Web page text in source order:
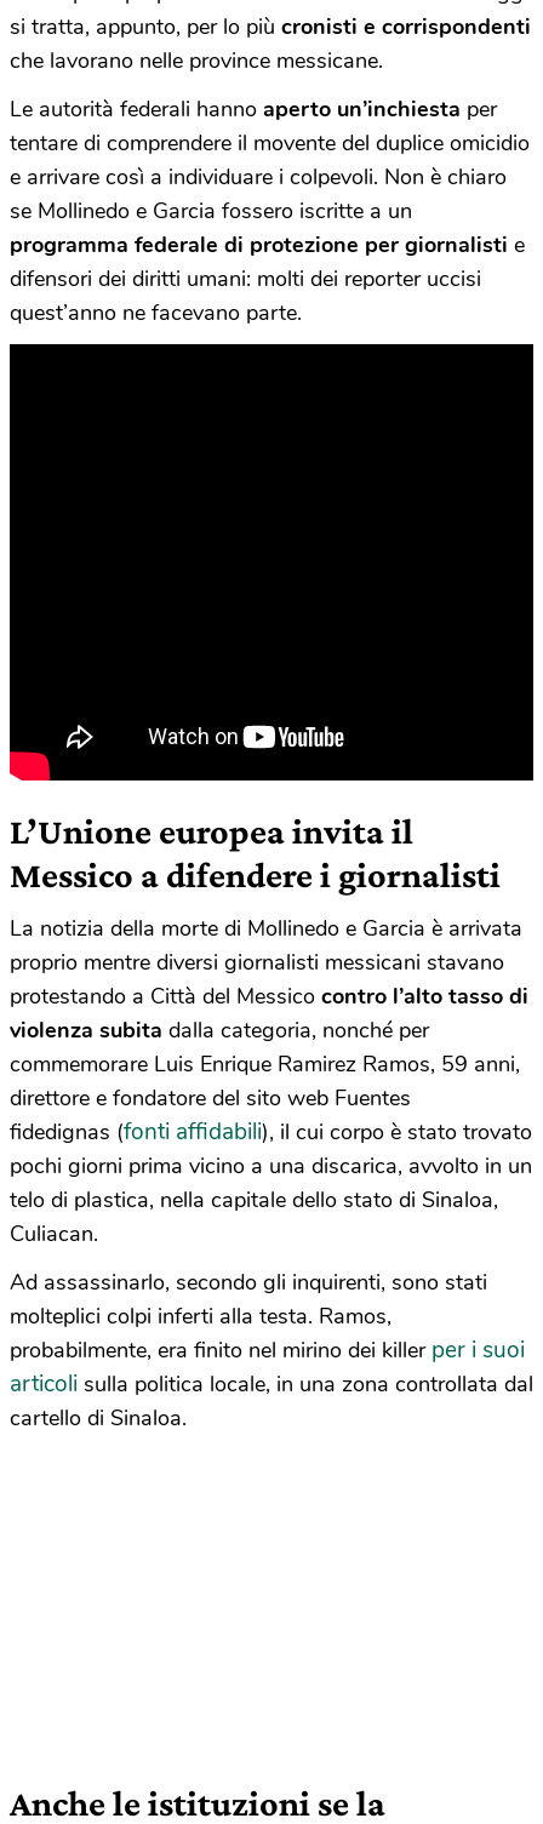
si tratta, appunto, per lo più cronisti e corrispondenti
che lavorano nelle province messicane.
Le autorità federali hanno aperto un’inchiesta per
tentare di comprendere il movente del duplice omicidio
e arrivare così a individuare i colpevoli. Non è chiaro
se Mollinedo e Garcia fossero iscritte a un
programma federale di protezione per giornalisti e
difensori dei diritti umani: molti dei reporter uccisi
quest’anno ne facevano parte.
L’Unione europea invita il
Messico a difendere i giornalisti
La notizia della morte di Mollinedo e Garcia è arrivata
proprio mentre diversi giornalisti messicani stavano
protestando a Città del Messico contro l’alto tasso di
violenza subita dalla categoria, nonché per
commemorare Luis Enrique Ramirez Ramos, 59 anni,
direttore e fondatore del sito web Fuentes
fidedignas (fonti affidabili), il cui corpo è stato trovato
pochi giorni prima vicino a una discarica, avvolto in un
telo di plastica, nella capitale dello stato di Sinaloa,
Culiacan.
Ad assassinarlo, secondo gli inquirenti, sono stati
molteplici colpi inferti alla testa. Ramos,
probabilmente, era finito nel mirino dei killer per i suoi
articoli sulla politica locale, in una zona controllata dal
cartello di Sinaloa.
Anche le istituzioni se la